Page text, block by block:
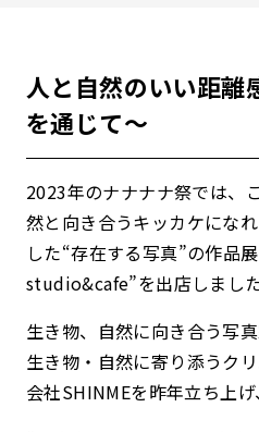
人と自然のいい距離
を通じて〜
2023年のナナナナ祭では、
然と向き合うキッカケにな
した“存在する写真”の作品
studio&cafe”を出店しました
生き物、自然に向き合う写
生き物・自然に寄り添うク
会社SHINMEを昨年立ち上げ